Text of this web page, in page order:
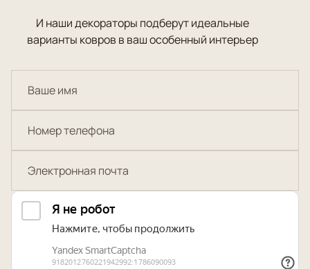
И наши декораторы подберут идеальные
варианты ковров в ваш особенный интерьер